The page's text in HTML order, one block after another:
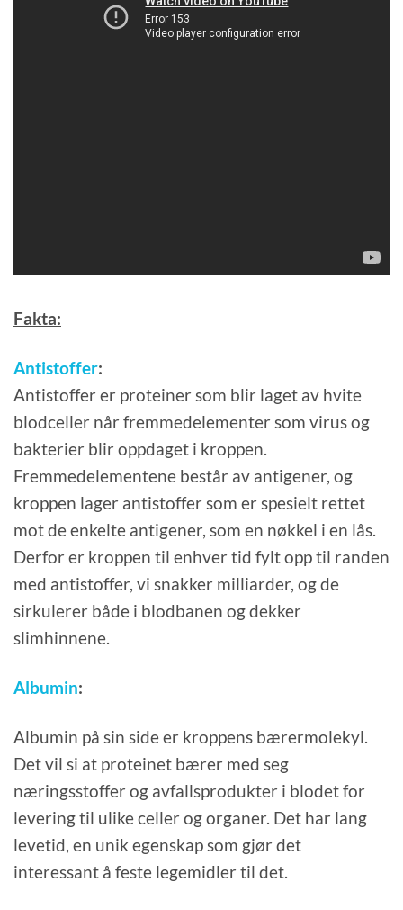
Fakta:
Antistoffer:
Antistoffer er proteiner som blir laget av hvite
blodceller når fremmedelementer som virus og
bakterier blir oppdaget i kroppen.
Fremmedelementene består av antigener, og
kroppen lager antistoffer som er spesielt rettet
mot de enkelte antigener, som en nøkkel i en lås.
Derfor er kroppen til enhver tid fylt opp til randen
med antistoffer, vi snakker milliarder, og de
sirkulerer både i blodbanen og dekker
slimhinnene.
Albumin:
Albumin på sin side er kroppens bærermolekyl.
Det vil si at proteinet bærer med seg
næringsstoffer og avfallsprodukter i blodet for
levering til ulike celler og organer. Det har lang
levetid, en unik egenskap som gjør det
interessant å feste legemidler til det.